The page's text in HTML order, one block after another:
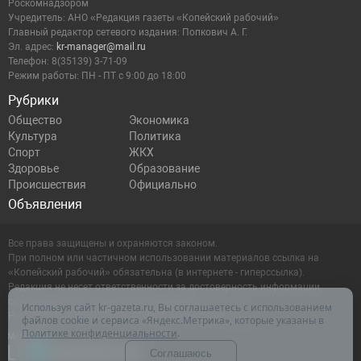
Рубрики
Общество
Экономика
Культура
Политика
Спорт
ЖКХ
Здоровье
Образование
Происшествия
Официально
Объявления
Роскомнадзором
Учредитель: АНО «Редакция газеты «Копейский рабочий»
Главный редактор сетевого издания: Попкович А. Г.
Эл. адрес: kr-manager@mail.ru
Телефон: 8(35139) 3-71-09
Режим работы: ПН - ПТ с 9:00 до 18:00
Все права защищены и охраняются законом.
При полном или частичном использовании материалов ссылка на
«Копейский рабочий» обязательна (в интернете - гиперссылка).
Редакция не несет ответственности за достоверность информации,
содержащейся в рекламных объявлениях.
Настоящий ресурс может содержать материалы 16+
Используя сайт kr-gazeta.ru, Вы соглашаетесь с использованием
файлов cookie и сервиса «Яндекс.Метрика», которые указаны в
Политике конфиденциальности.
Соглашаюсь